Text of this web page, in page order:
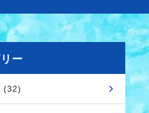
ー
(32)